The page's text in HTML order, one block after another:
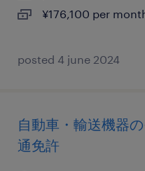
¥176,100 per
posted 4 june 2024
自動車・輸送機器
通免許